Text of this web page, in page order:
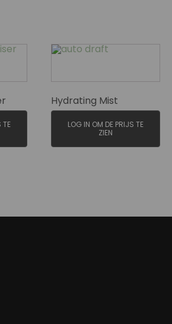
TE
Hydrating Mist
LOG IN OM DE PRIJS TE
ZIEN